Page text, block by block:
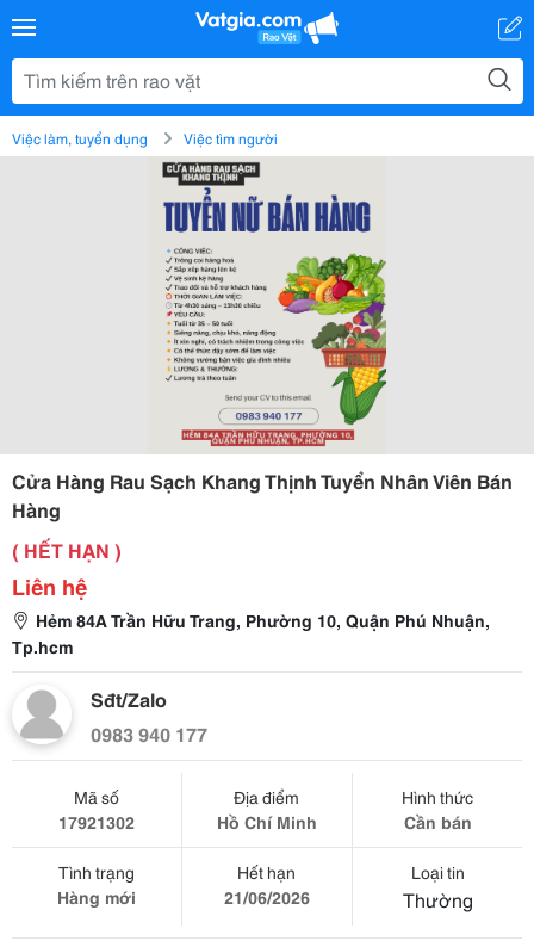
Việc làm, tuyển dụng Việc tìm người
Cửa Hàng Rau Sạch Khang Thịnh Tuyển Nhân Viên Bán
Hàng
( HẾT HẠN )
Liên hệ
Hẻm 84A Trần Hữu Trang, Phường 10, Quận Phú Nhuận,
Tp.hcm
Sđt/Zalo
0983 940 177
Mã số
17921302
Địa điểm
Hồ Chí Minh
Hình thức
Cần bán
Tình trạng
Hàng mới
Hết hạn
21/06/2026
Loại tin
Thường